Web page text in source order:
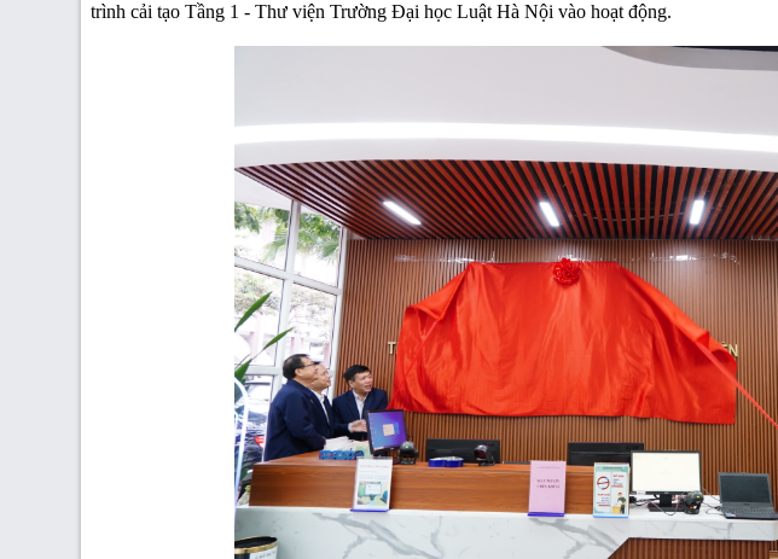
trình cải tạo Tầng 1 - Thư viện Trường Đại học Luật Hà Nội vào hoạt động.